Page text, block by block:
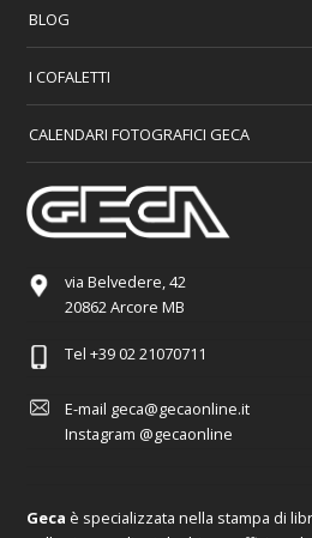
BLOG
I COFALETTI
CALENDARI FOTOGRAFICI GECA
via Belvedere, 42
20862 Arcore MB
Tel +39 02 21070711
E-mail geca@gecaonline.it
Instagram @gecaonline
Geca è specializzata nella stampa di